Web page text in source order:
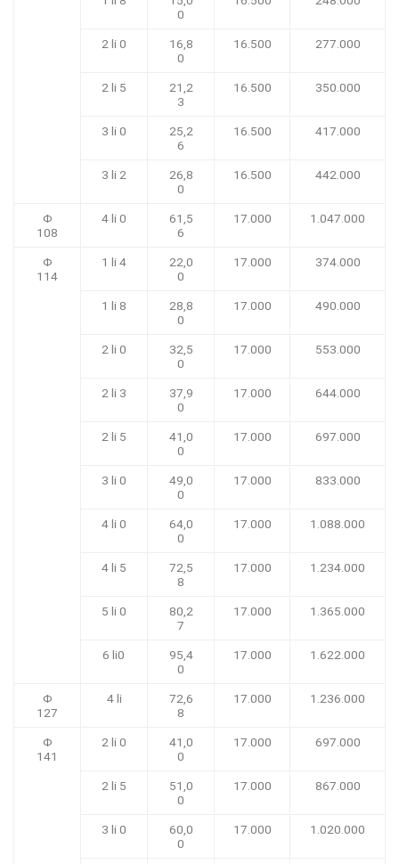
0
2 li 0
16,8
0
16.500 277.000
2 li 5
21,2
3
16.500 350.000
3 li 0
25,2
6
16.500 417.000
3 li 2
26,8
0
16.500 442.000
Φ
108
4 li 0
61,5
6
17.000 1.047.000
Φ
114
1 li 4
22,0
0
17.000 374.000
1 li 8
28,8
0
17.000 490.000
2 li 0
32,5
0
17.000 553.000
2 li 3
37,9
0
17.000 644.000
2 li 5
41,0
0
17.000 697.000
3 li 0
49,0
0
17.000 833.000
4 li 0
64,0
0
17.000 1.088.000
4 li 5
72,5
8
17.000 1.234.000
5 li 0
80,2
7
17.000 1.365.000
6 li0
95,4
0
17.000 1.622.000
Φ
127
4 li
72,6
8
17.000 1.236.000
Φ
141
2 li 0
41,0
0
17.000 697.000
2 li 5
51,0
0
17.000 867.000
3 li 0
60,0
0
17.000 1.020.000